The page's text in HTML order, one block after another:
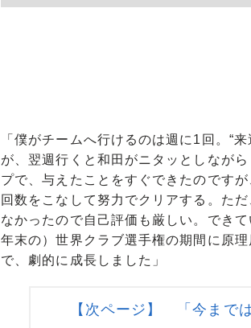
「僕がチームへ行けるのは週に1回。“
が、翌週行くと和田がニタッとしなが
プで、与えたことをすぐできたのです
回数をこなして努力でクリアする。た
なかったので自己評価も厳しい。でき
年末の）世界クラブ選手権の期間に原
で、劇的に成長しました」
【次ページ】 「今まで